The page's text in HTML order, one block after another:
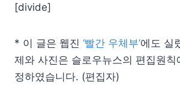
[divide]
* 이 글은 웹진 ‘빨간 우체부’에도 실
제와 사진은 슬로우뉴스의 편집원칙
정하였습니다. (편집자)